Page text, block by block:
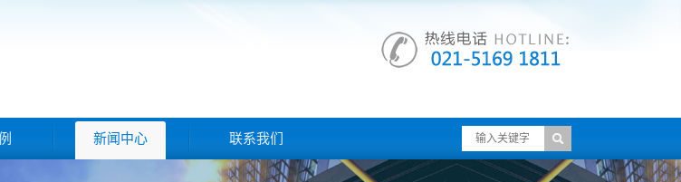
新闻中心 联系我们